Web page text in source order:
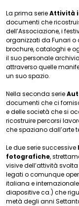
La prima serieAttività
documenti che
dell’Associazione, i
organizzati da Funari
brochure, cataloghi e
il suo personale
attraverso quelle
un suo spazio.
Nella seconda serie
documenti che ci
e delle società che si
ricostruire percorsi
che spaziano dall’arte
Le due serie successive
fotografiche,
visive dell’attività
legati o comunque
italiana e
diapositive ca.) che
metà degli anni